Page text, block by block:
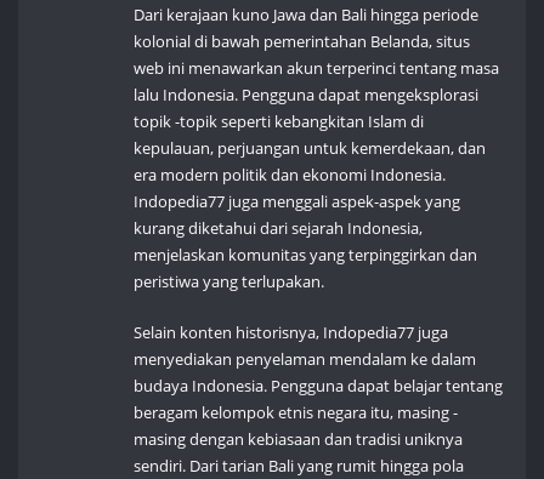
Dari kerajaan kuno Jawa dan Bali hingga periode
kolonial di bawah pemerintahan Belanda, situs
web ini menawarkan akun terperinci tentang masa
lalu Indonesia. Pengguna dapat mengeksplorasi
topik -topik seperti kebangkitan Islam di
kepulauan, perjuangan untuk kemerdekaan, dan
era modern politik dan ekonomi Indonesia.
Indopedia77 juga menggali aspek-aspek yang
kurang diketahui dari sejarah Indonesia,
menjelaskan komunitas yang terpinggirkan dan
peristiwa yang terlupakan.
Selain konten historisnya, Indopedia77 juga
menyediakan penyelaman mendalam ke dalam
budaya Indonesia. Pengguna dapat belajar tentang
beragam kelompok etnis negara itu, masing -
masing dengan kebiasaan dan tradisi uniknya
sendiri. Dari tarian Bali yang rumit hingga pola